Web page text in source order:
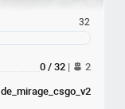
32
0 / 32 | 2
de_mirage_csgo_v2